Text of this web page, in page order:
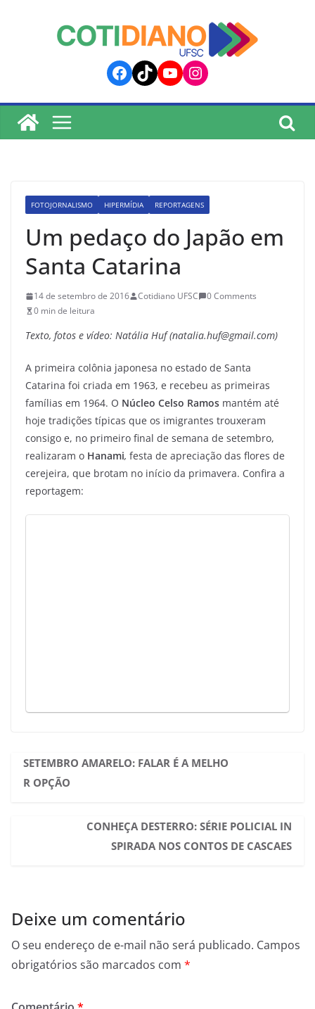
Facebook
TikTokYouTube
Instagram
FOTOJORNALISMO HIPERMÍDIA REPORTAGENS
Um pedaço do Japão em
Santa Catarina
14 de setembro de 2016 Cotidiano UFSC
0 Comments
0 min de leitura
Texto, fotos e vídeo: Natália Huf (natalia.huf@gmail.com)
A primeira colônia japonesa no estado de Santa
Catarina foi criada em 1963, e recebeu as primeiras
famílias em 1964. O Núcleo Celso Ramos mantém até
hoje tradições típicas que os imigrantes trouxeram
consigo e, no primeiro final de semana de setembro,
realizaram o Hanami, festa de apreciação das flores de
cerejeira, que brotam no início da primavera. Confira a
reportagem:
SETEMBRO AMARELO: FALAR É A MELHO
R OPÇÃO
CONHEÇA DESTERRO: SÉRIE POLICIAL IN
SPIRADA NOS CONTOS DE CASCAES
Deixe um comentário
O seu endereço de e-mail não será publicado. Campos
obrigatórios são marcados com *